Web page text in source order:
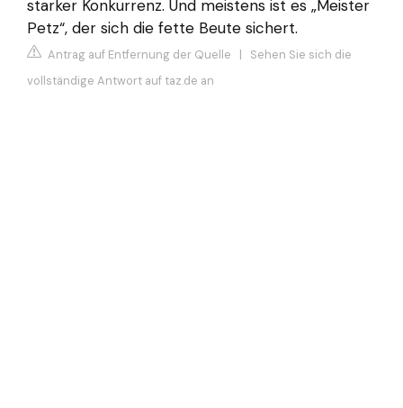
starker Konkurrenz. Und meistens ist es „Meister
Petz“, der sich die fette Beute sichert.
Antrag auf Entfernung der Quelle | Sehen Sie sich die
vollständige Antwort auf taz.de an